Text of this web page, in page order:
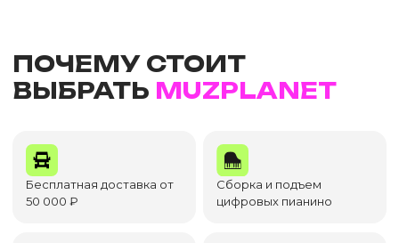
ПОЧЕМУ СТОИТ
ВЫБРАТЬ MUZPLANET
Бесплатная доставка от
50 000 ₽
Сборка и подъем
цифровых пианино